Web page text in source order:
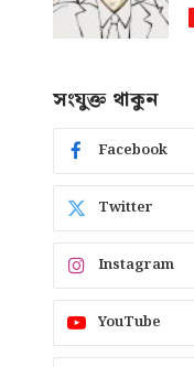
সংযুক্ত থাকুন
Facebook
Twitter
Instagram
YouTube